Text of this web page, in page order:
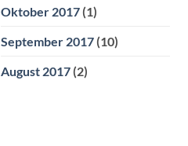
Oktober 2017(1)
September 2017(10)
August 2017(2)